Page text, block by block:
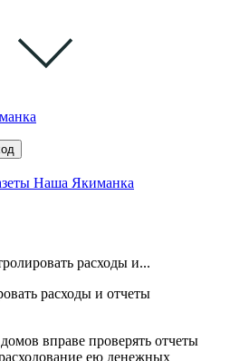
Наша Якиманка
расходы и...
расходы и отчеты
вправе проверять отчеты
ею денежных